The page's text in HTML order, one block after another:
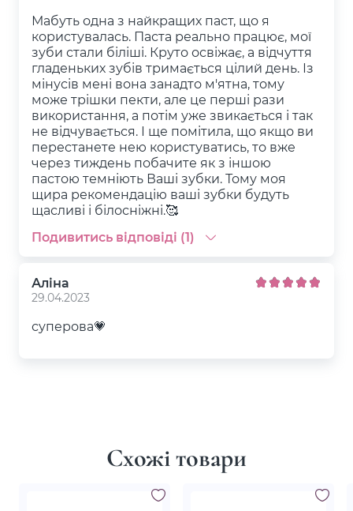
Мабуть одна з найкращих паст, що я
користувалась. Паста реально працює, мої
зуби стали біліші. Круто освіжає, а відчуття
гладеньких зубів тримається цілий день. Із
мінусів мені вона занадто м'ятна, тому
може трішки пекти, але це перші рази
використання, а потім уже звикається і так
не відчувається. І ще помітила, що якщо ви
перестанете нею користуватись, то вже
через тиждень побачите як з іншою
пастою темніють Ваші зубки. Тому моя
щира рекомендацію ваші зубки будуть
щасливі і білосніжні.🥰
Подивитись відповіді (1)
Аліна
29.04.2023
суперова💗
Схожі товари